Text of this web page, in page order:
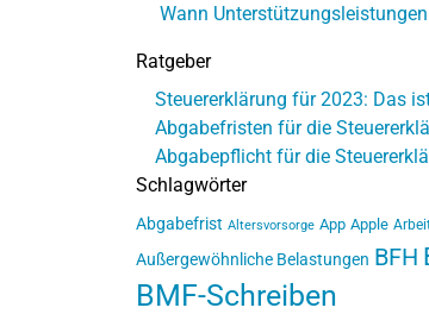
Wann
Ratgeber
Steuererklärung für 2023: Das
Abgabefristen für die
Abgabepflicht für die
Schlagwörter
Abgabefrist Altersvorsorge App Apple
Außergewöhnliche Belastungen BFH
BMF-Schreiben